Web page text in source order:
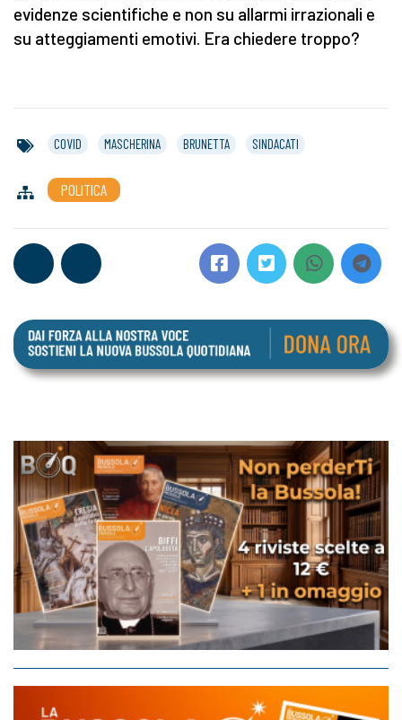
evidenze scientifiche e non su allarmi irrazionali e
su atteggiamenti emotivi. Era chiedere troppo?
COVID MASCHERINA BRUNETTA SINDACATI
POLITICA